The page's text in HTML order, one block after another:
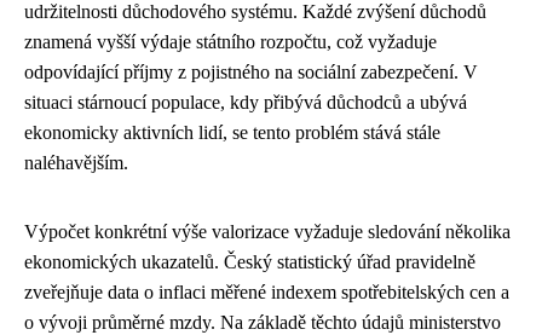
udržitelnosti důchodového systému. Každé zvýšení důchodů
znamená vyšší výdaje státního rozpočtu, což vyžaduje
odpovídající příjmy z pojistného na sociální zabezpečení. V
situaci stárnoucí populace, kdy přibývá důchodců a ubývá
ekonomicky aktivních lidí, se tento problém stává stále
naléhavějším.
Výpočet konkrétní výše valorizace vyžaduje sledování několika
ekonomických ukazatelů. Český statistický úřad pravidelně
zveřejňuje data o inflaci měřené indexem spotřebitelských cen a
o vývoji průměrné mzdy. Na základě těchto údajů ministerstvo